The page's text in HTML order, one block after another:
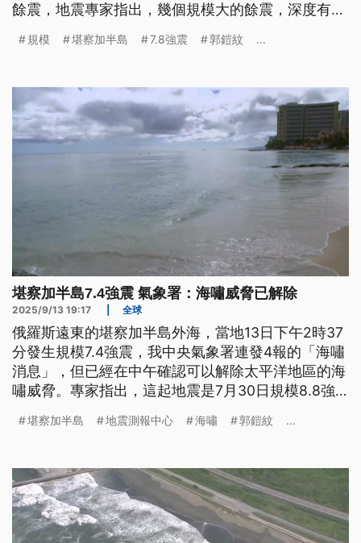
餘震，地震專家指出，幾個規模大的餘震，深度有逐
海嘯。
規模 堪察加半島 7.8強震 郭鎧紋 ...
堪察加半島7.4強震 氣象署：海嘯威脅已解除
2025/9/13 19:17 全球
俄羅斯遠東的堪察加半島外海，當地13日下午2時37
分發生規模7.4強震，我中央氣象署連發4報的「海嘯
消息」，但已經在中午確認可以解除太平洋地區的海
嘯威脅。專家指出，這起地震是7月30日規模8.8強
有餘震，還是要持續觀察。
堪察加半島 地震測報中心 海嘯 郭鎧紋 ...